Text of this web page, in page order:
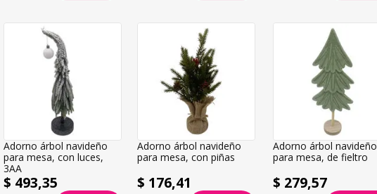
Adorno árbol navideño
para mesa, con luces,
3AA
$ 493,35
Adorno árbol navideño
para mesa, con piñas
$ 176,41
Adorno árbol navideño
para mesa, de fieltro
$ 279,57